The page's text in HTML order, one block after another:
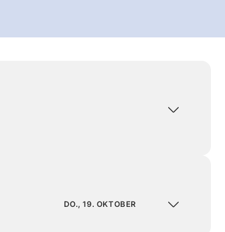
DO., 19. OKTOBER